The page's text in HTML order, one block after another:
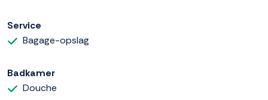
Service
Bagage-opslag
Badkamer
Douche